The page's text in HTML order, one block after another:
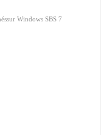
sur Windows SBS 7